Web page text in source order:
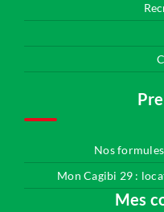
Nos
Mon Cagibi 29 :
Mes